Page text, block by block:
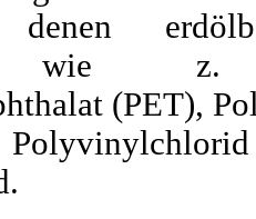
wie
(PET),